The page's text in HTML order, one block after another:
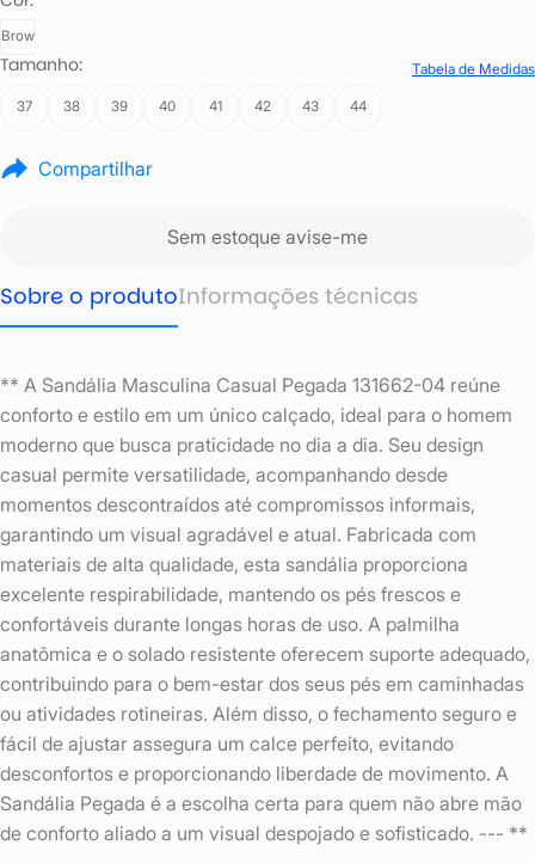
Brow
Tamanho: Tabela de Medidas
37 38 39 40 41 42 43 44
Compartilhar
Sem estoque avise-me
Sobre o produtoInformações técnicas
** A Sandália Masculina Casual Pegada 131662-04 reúne
conforto e estilo em um único calçado, ideal para o homem
moderno que busca praticidade no dia a dia. Seu design
casual permite versatilidade, acompanhando desde
momentos descontraídos até compromissos informais,
garantindo um visual agradável e atual. Fabricada com
materiais de alta qualidade, esta sandália proporciona
excelente respirabilidade, mantendo os pés frescos e
confortáveis durante longas horas de uso. A palmilha
anatômica e o solado resistente oferecem suporte adequado,
contribuindo para o bem-estar dos seus pés em caminhadas
ou atividades rotineiras. Além disso, o fechamento seguro e
fácil de ajustar assegura um calce perfeito, evitando
desconfortos e proporcionando liberdade de movimento. A
Sandália Pegada é a escolha certa para quem não abre mão
de conforto aliado a um visual despojado e sofisticado. --- **